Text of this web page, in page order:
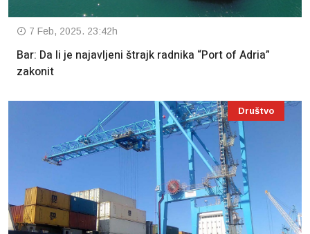
7 Feb, 2025. 23:42h
Bar: Da li je najavljeni štrajk radnika “Port of Adria”
zakonit
Društvo